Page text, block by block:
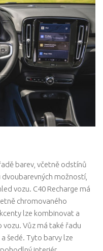
barev, včetně odstínů
možností,
vozu. C40 Recharge má
chromovaného
lze kombinovat a
Vůz má také řadu
šedé. Tyto barvy lze